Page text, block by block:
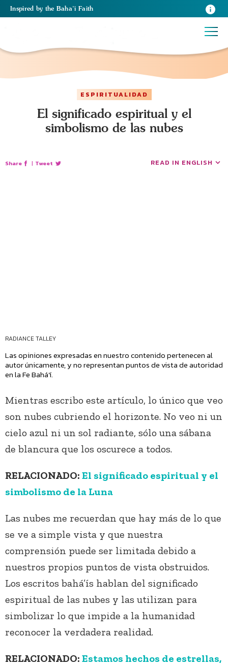
Inspired by the Baha’i Faith
ESPIRITUALIDAD
El significado espiritual y el
simbolismo de las nubes
Share | Tweet READ IN ENGLISH
RADIANCE TALLEY
Las opiniones expresadas en nuestro contenido pertenecen al
autor únicamente, y no representan puntos de vista de autoridad
en la Fe Bahá’í.
Mientras escribo este artículo, lo único que veo
son nubes cubriendo el horizonte. No veo ni un
cielo azul ni un sol radiante, sólo una sábana
de blancura que los oscurece a todos.
RELACIONADO: El significado espiritual y el
simbolismo de la Luna
Las nubes me recuerdan que hay más de lo que
se ve a simple vista y que nuestra
comprensión puede ser limitada debido a
nuestros propios puntos de vista obstruidos.
Los escritos bahá’ís hablan del significado
espiritual de las nubes y las utilizan para
simbolizar lo que impide a la humanidad
reconocer la verdadera realidad.
RELACIONADO: Estamos hechos de estrellas,